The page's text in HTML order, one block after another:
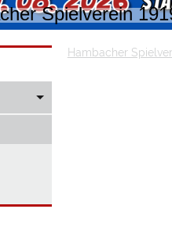
Spielverein
Hambacher